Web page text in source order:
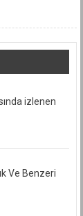
izlenen
Ve Benzeri